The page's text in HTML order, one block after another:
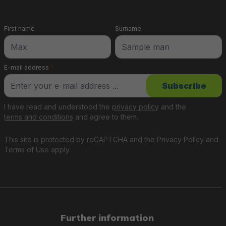
E-mail address *
First name Surname
This site is protected by reCAPTCHA and the Privacy Policy and
Terms of Use apply.
I have read and understood the privacy policy and the
terms and conditions and agree to them.
Subscribe
Further information